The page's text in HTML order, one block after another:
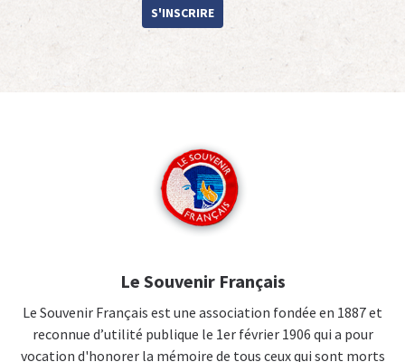
S'INSCRIRE
Le Souvenir Français
Le Souvenir Français est une association fondée en 1887 et
reconnue d’utilité publique le 1er février 1906 qui a pour
vocation d'honorer la mémoire de tous ceux qui sont morts